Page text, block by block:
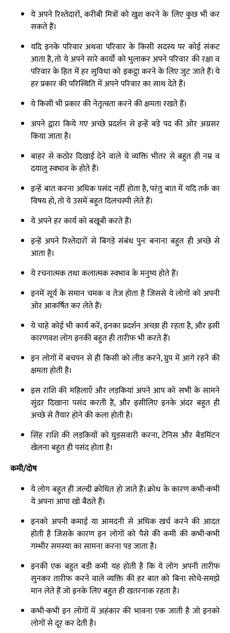
ये अपने रिश्तेदारों, करीबी मित्रों को खुश करने के लिए कुछ भी कर
सकते हैं।
यदि इनके परिवार अथवा परिवार के किसी सदस्य पर कोई संकट
आता है, तो ये अपने सारे कार्यों को भुलाकर अपने परिवार की रक्षा व
परिवार के हित में हर सुविधा को इकट्ठा करने के लिए जुट जाते हैं। ये
हर प्रकार की परिस्थिति में अपने परिवार का साथ देते हैं।
ये किसी भी प्रकार की नेतृत्वता करने की क्षमता रखते हैं।
अपने द्वारा किये गए अच्छे प्रदर्शन से इन्हें बड़े पद की ओर अग्रसर
किया जाता है।
बाहर से कठोर दिखाई देने वाले ये व्यक्ति भीतर से बहुत ही नम्र व
दयालु स्वभाव के होते हैं।
इन्हें बात करना अधिक पसंद नहीं होता है, परंतु बात में यदि तर्क का
विषय हो, तो ये उसमें बहुत दिलचस्पी लेते हैं।
ये अपने हर कार्य को बखूबी करते हैं।
इन्हें अपने रिश्तेदारों से बिगड़े संबंध पुनः बनाना बहुत ही अच्छे से
आता है।
ये रचनात्मक तथा कलात्मक स्वभाव के मनुष्य होते हैं।
इनमें सूर्य के समान चमक व तेज होता है जिससे ये लोगों को अपनी
ओर आकर्षित कर लेते हैं।
ये चाहे कोई भी कार्य करें, इनका प्रदर्शन अच्छा ही रहता है, और इसी
कारणवश लोग इनकी बहुत ही तारीफ भी करते हैं।
इन लोगों में बचपन से ही किसी को लीड करने, ग्रुप में आगे रहने की
क्षमता होती है।
इस राशि की महिलाएँ और लड़कियां अपने आप को सभी के सामने
सुंदर दिखाना पसंद करती हैं, और इसीलिए इनके अंदर बहुत ही
अच्छे से तैयार होने की कला होती है।
सिंह राशि की लड़कियों को घुड़सवारी करना, टेनिस और बैडमिंटन
खेलना बहुत ही पसंद होता है।
कमी/दोष
ये लोग बहुत ही जल्दी क्रोधित हो जाते हैं। क्रोध के कारण कभी-कभी
ये अपना आपा खो बैठते हैं।
इनको अपनी कमाई या आमदनी से अधिक खर्च करने की आदत
होती है जिसके कारण इन लोगों को पैसे की कमी की कभी-कभी
गम्भीर समस्या का सामना करना पड़ जाता है।
इनकी एक बहुत बड़ी कमी यह होती है कि ये लोग अपनी तारीफ
सुनकर तारीफ करने वाले व्यक्ति की हर बात को बिना सोचे-समझे
मान लेते हैं जो इनके लिए बहुत ही खतरनाक रहता है।
कभी-कभी इन लोगों में अहंकार की भावना एक जाती है जो इनको
लोगों से दूर कर देती है।